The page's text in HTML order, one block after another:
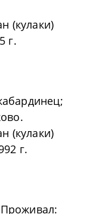
(кулаки)
г.
(кулаки)
г.